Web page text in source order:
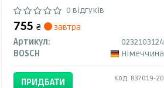
0 відгуків
755 ₴
завтра
Артикул:
0232103124
BOSCH
Німеччина
ПРИДБАТИ Код: 837019-20